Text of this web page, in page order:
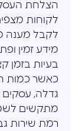
הצלחת
לקוחות
לקבל מענה
מידע זמין
בעיות בזמן
כאשר כמות
גדלה, עסקים
מתקשים
רמת שירות